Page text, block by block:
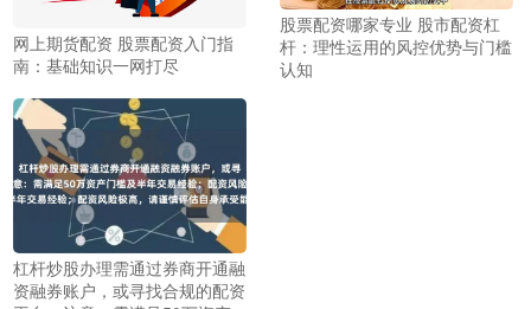
网上期货配资 股票配资入门指
南：基础知识一网打尽
股票配资哪家专业 股市配资杠
杆：理性运用的风控优势与门槛
认知
杠杆炒股办理需通过券商开通融
资融券账户，或寻找合规的配资